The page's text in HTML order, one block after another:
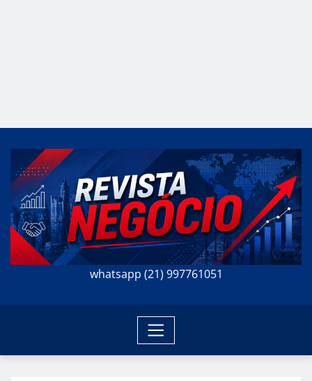
whatsapp (21) 997761051